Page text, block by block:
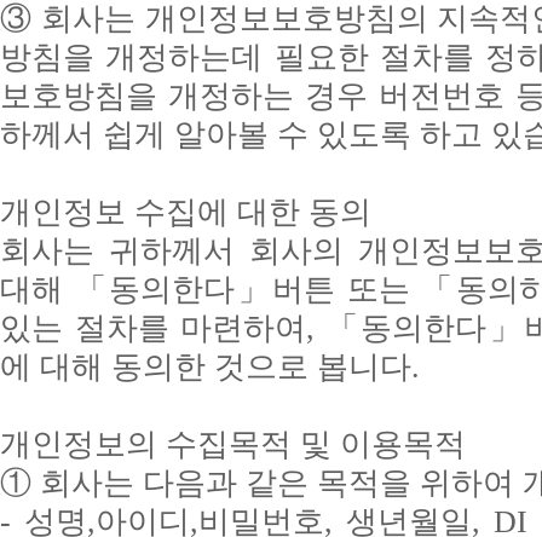
③ 회사는 개인정보보호방침의 지속적
방침을 개정하는데 필요한 절차를 정
보호방침을 개정하는 경우 버전번호
하께서 쉽게 알아볼 수 있도록 하고 있
개인정보 수집에 대한 동의
회사는 귀하께서 회사의 개인정보보
대해 「동의한다」버튼 또는 「동의
있는 절차를 마련하여, 「동의한다」
에 대해 동의한 것으로 봅니다.
개인정보의 수집목적 및 이용목적
① 회사는 다음과 같은 목적을 위하여
- 성명,아이디,비밀번호, 생년월일,